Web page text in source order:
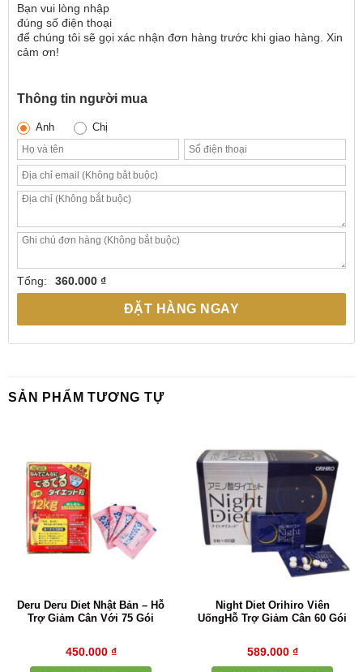
Bạn vui lòng nhập
đúng số điện thoại
để chúng tôi sẽ gọi xác nhận đơn hàng trước khi giao hàng. Xin
cảm ơn!
Thông tin người mua
Anh Chị
Tổng: 360.000 ₫
ĐẶT HÀNG NGAY
SẢN PHẨM TƯƠNG TỰ
Deru Deru Diet Nhật Bản – Hỗ
Trợ Giảm Cân Với 75 Gói
450.000 ₫
Night Diet Orihiro Viên
UốngHỗ Trợ Giảm Cân 60 Gói
589.000 ₫